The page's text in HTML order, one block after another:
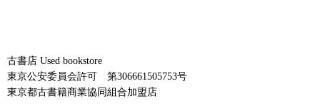
古書店 Used bookstore
東京公安委員会許可 第306661505753号
東京都古書籍商業協同組合加盟店